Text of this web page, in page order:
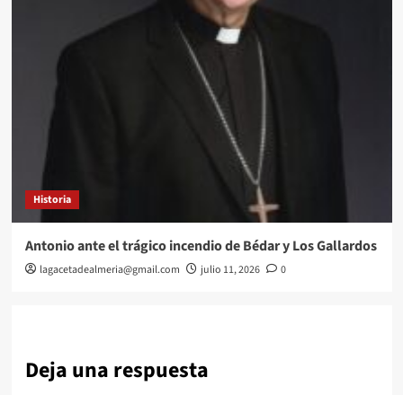
Historia
Antonio ante el trágico incendio de Bédar y Los Gallardos
lagacetadealmeria@gmail.com julio 11, 2026 0
Deja una respuesta